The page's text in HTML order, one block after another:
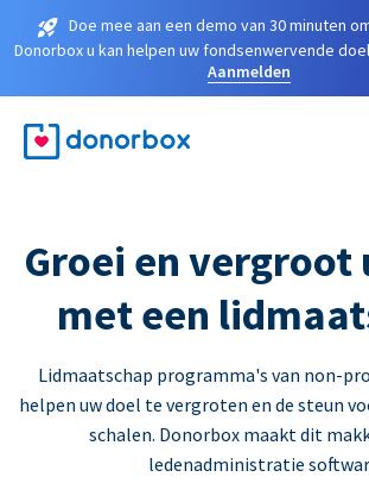
Doe mee aan een demo van 30 minuten
Donorbox u kan helpen uw fondsenwervende
Aanmelden
Groei en vergroot
met een
Lidmaatschap programma's van non-
helpen uw doel te vergroten en de steun
schalen. Donorbox maakt dit
ledenadministratie